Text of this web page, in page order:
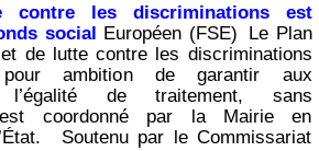
les discriminations est
social Européen (FSE) Le Plan
de lutte contre les discriminations
pour ambition de garantir aux
l’égalité de traitement, sans
coordonné par la Mairie en
Soutenu par le Commissariat